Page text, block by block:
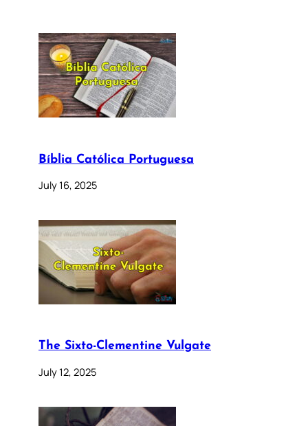
Bíblia Católica Portuguesa
July 16, 2025
The Sixto-Clementine Vulgate
July 12, 2025